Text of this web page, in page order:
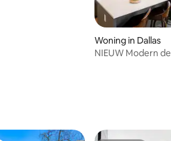
Woning in Dallas
NIEUW Modern